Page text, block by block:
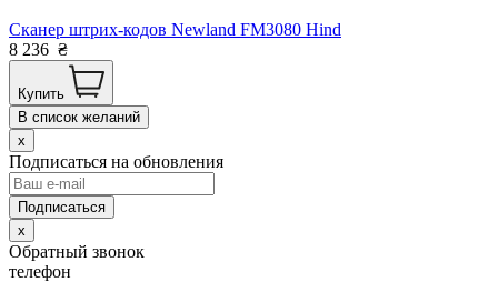
Сканер штрих-кодов Newland FM3080 Hind
8 236 ₴
Купить
В список желаний
x
Подписаться на обновления
x
Обратный звонок
телефон